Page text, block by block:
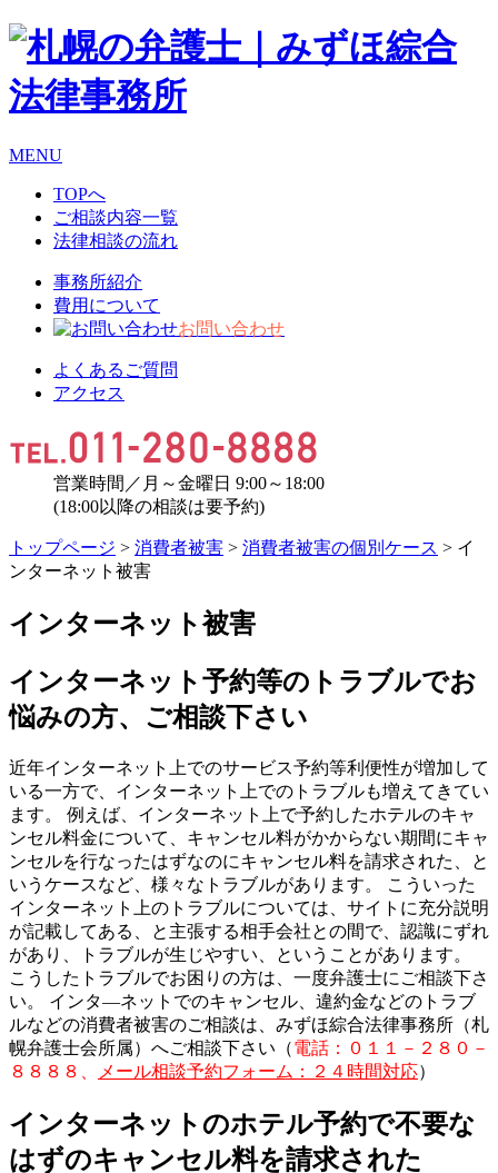
MENU
TOPへ
ご相談内容一覧
法律相談の流れ
事務所紹介
費用について
お問い合わせ
よくあるご質問
アクセス
営業時間／月～金曜日 9:00～18:00
(18:00以降の相談は要予約)
トップページ > 消費者被害 > 消費者被害の個別ケース > イ
ンターネット被害
インターネット被害
インターネット予約等のトラブルでお
悩みの方、ご相談下さい
近年インターネット上でのサービス予約等利便性が増加して
いる一方で、インターネット上でのトラブルも増えてきてい
ます。 例えば、インターネット上で予約したホテルのキャ
ンセル料金について、キャンセル料がかからない期間にキャ
ンセルを行なったはずなのにキャンセル料を請求された、と
いうケースなど、様々なトラブルがあります。 こういった
インターネット上のトラブルについては、サイトに充分説明
が記載してある、と主張する相手会社との間で、認識にずれ
があり、トラブルが生じやすい、ということがあります。
こうしたトラブルでお困りの方は、一度弁護士にご相談下さ
い。 インタ―ネットでのキャンセル、違約金などのトラブ
ルなどの消費者被害のご相談は、みずほ綜合法律事務所（札
幌弁護士会所属）へご相談下さい（電話：０１１－２８０－
８８８８、
メール相談予約フォーム：２４時間対応）
インターネットのホテル予約で不要な
はずのキャンセル料を請求された